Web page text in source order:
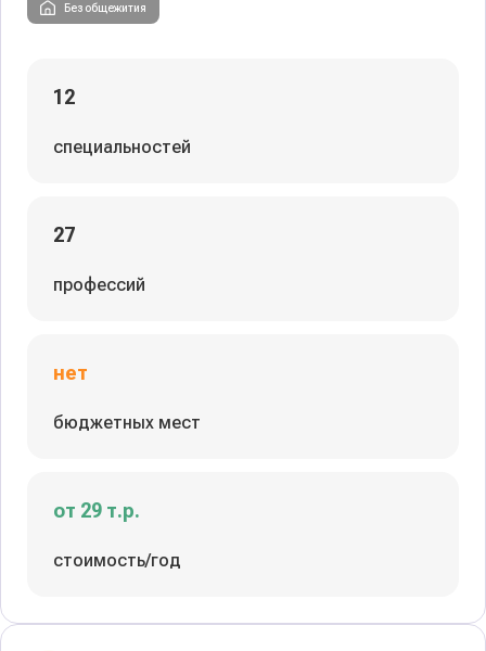
Без общежития
12
специальностей
27
профессий
нет
бюджетных мест
от 29 т.р.
стоимость/год